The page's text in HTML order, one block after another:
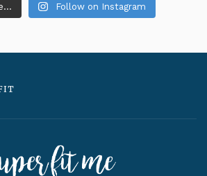
Follow on Instagram